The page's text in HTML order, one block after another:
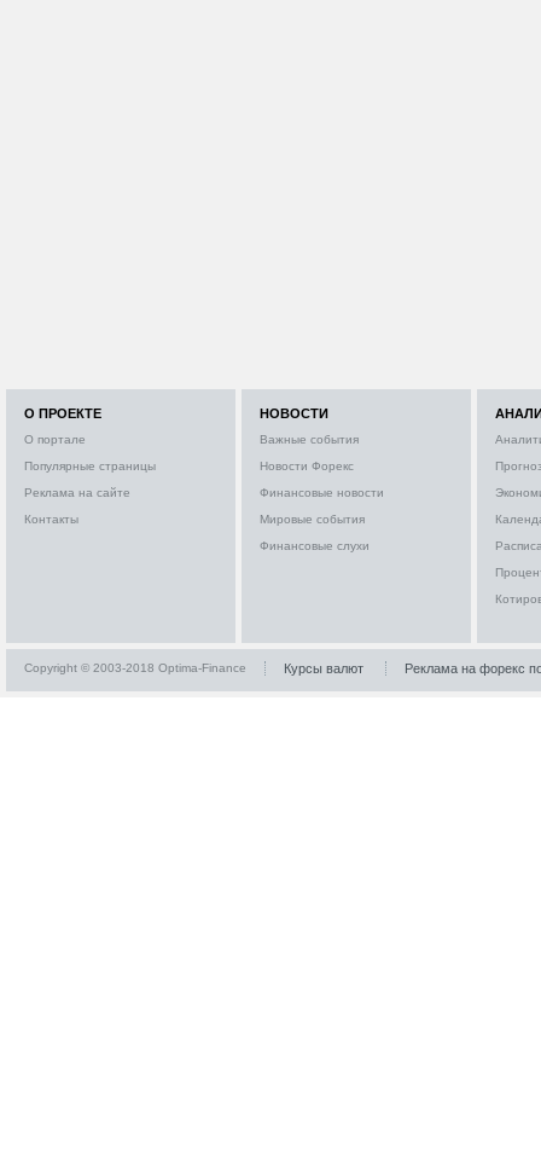
О ПРОЕКТЕ
О портале
Популярные страницы
Реклама на сайте
Контакты
НОВОСТИ
Важные события
Новости Форекс
Финансовые новости
Мировые события
Финансовые слухи
Copyright © 2003-2018 Optima-Finance Курсы валют Реклама на форекс